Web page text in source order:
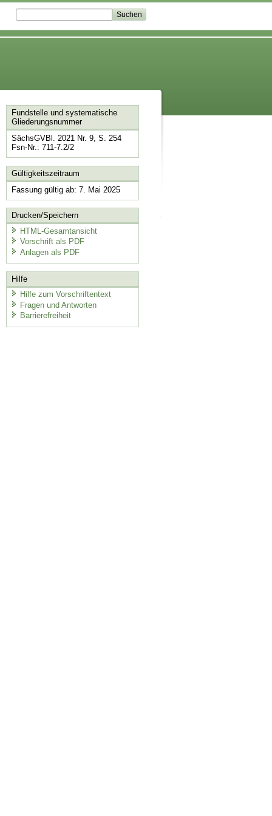
Fundstelle und systematische
Gliederungsnummer
SächsGVBl. 2021 Nr. 9, S. 254
Fsn-Nr.: 711-7.2/2
Gültigkeitszeitraum
Fassung gültig ab: 7. Mai 2025
Drucken/Speichern
HTML-Gesamtansicht
Vorschrift als PDF
Anlagen als PDF
Hilfe
Hilfe zum Vorschriftentext
Fragen und Antworten
Barrierefreiheit